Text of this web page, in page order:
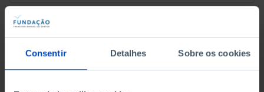
Consentir Detalhes Sobre os cookies
DATA DE INÍCIO
DATA DE FIM